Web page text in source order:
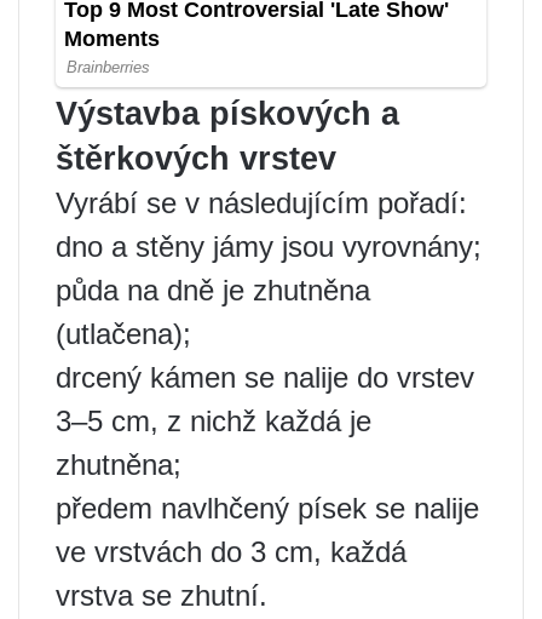
Výstavba pískových a
štěrkových vrstev
Vyrábí se v následujícím pořadí:
dno a stěny jámy jsou vyrovnány;
půda na dně je zhutněna
(utlačena);
drcený kámen se nalije do vrstev
3–5 cm, z nichž každá je
zhutněna;
předem navlhčený písek se nalije
ve vrstvách do 3 cm, každá
vrstva se zhutní.